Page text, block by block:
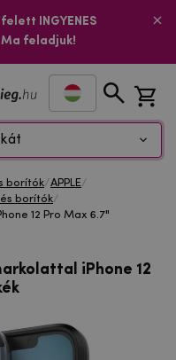
INGYENES
feladjuk!
borítók/APPLE/
borítók/
12 Pro Max 6.7"
iPhone 12